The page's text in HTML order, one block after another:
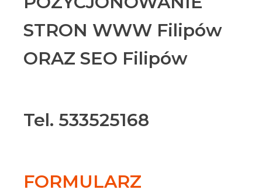
STRON WWW Filipów
ORAZ SEO Filipów
Tel. 533525168
FORMULARZ